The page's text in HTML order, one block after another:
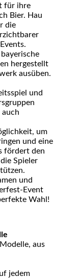
für ihre
Bier. Hau
die
hergestellt
ausüben.
und
um
und eine
fördert den
Spieler
und
Event
Wahl!
aus
jedem